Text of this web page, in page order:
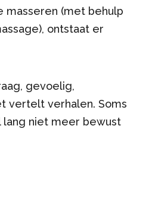
masseren (met behulp
ontstaat er
gevoelig,
vertelt verhalen. Soms
lang niet meer bewust